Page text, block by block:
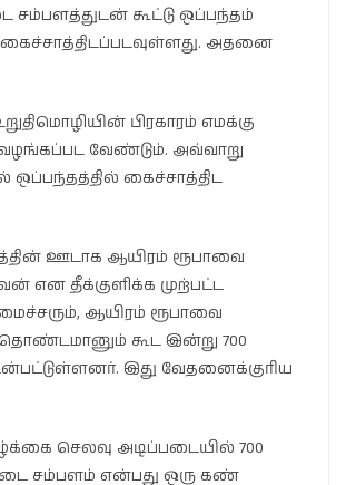
சம்பளத்துடன் கூட்டு ஒப்பந்தம்
கைச்சாத்திடப்படவுள்ளது. அதனை
பிரகாரம் எமக்கு
வேண்டும். அவ்வாறு
ஒப்பந்தத்தில் கைச்சாத்திட
ஊடாக ஆயிரம் ரூபாவை
என தீக்குளிக்க முற்பட்ட
ஆயிரம் ரூபாவை
தொண்டமானும் கூட இன்று 700
இது வேதனைக்குரிய
செலவு அடிப்படையில் 700
சம்பளம் என்பது ஒரு கண்